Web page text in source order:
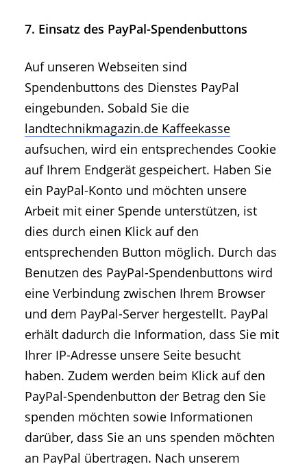
7. Einsatz des PayPal-Spendenbuttons
Auf unseren Webseiten sind
Spendenbuttons des Dienstes PayPal
eingebunden. Sobald Sie die
landtechnikmagazin.de Kaffeekasse
aufsuchen, wird ein entsprechendes Cookie
auf Ihrem Endgerät gespeichert. Haben Sie
ein PayPal-Konto und möchten unsere
Arbeit mit einer Spende unterstützen, ist
dies durch einen Klick auf den
entsprechenden Button möglich. Durch das
Benutzen des PayPal-Spendenbuttons wird
eine Verbindung zwischen Ihrem Browser
und dem PayPal-Server hergestellt. PayPal
erhält dadurch die Information, dass Sie mit
Ihrer IP-Adresse unsere Seite besucht
haben. Zudem werden beim Klick auf den
PayPal-Spendenbutton der Betrag den Sie
spenden möchten sowie Informationen
darüber, dass Sie an uns spenden möchten
an PayPal übertragen. Nach unserem